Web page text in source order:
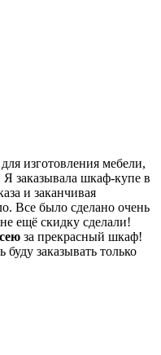
изготовления мебели,
заказывала шкаф-купе в
и заканчивая
Все было сделано очень
ещё скидку сделали!
за прекрасный шкаф!
заказывать только